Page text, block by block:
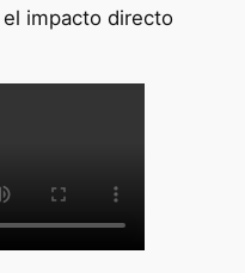
impacto directo